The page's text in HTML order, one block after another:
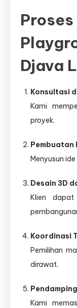
Djava
Konsultasi
Kami
proyek.
Pembuatan
Menyusun
Desain 3D
Klien dapat
Koordinasi
Pemilihan
dirawat.
Kami